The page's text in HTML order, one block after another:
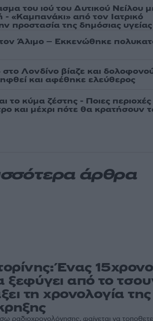
του ιού του Δυτικού Νείλου
«Καμπανάκι» από τον Ιατρικό
προστασία της δημόσιας υγείας
Άλιμο – Εκκενώθηκε
Λονδίνο βίαζε και
και αφέθηκε ελεύθερος
κύμα ζέστης - Ποιες περιοχές
και μέχρι πότε θα κρατήσουν
άρθρα
Ένας
από το
τη χρονολογία της
ραδιοχρονολόγησης, φαίνεται να